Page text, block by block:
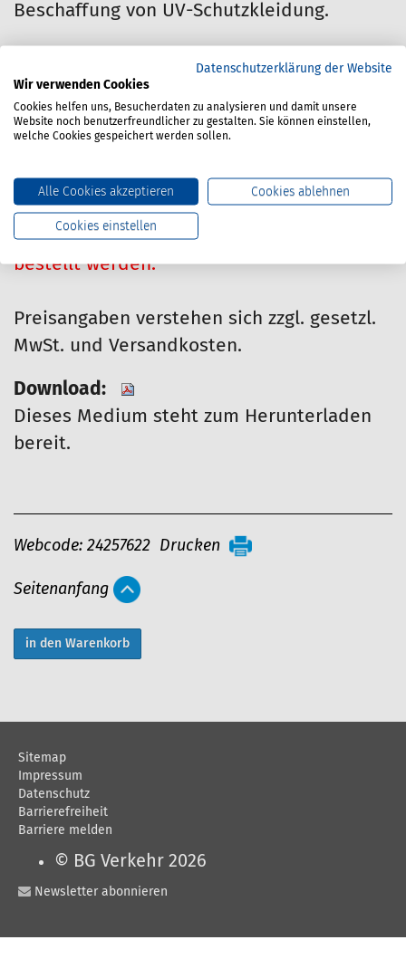
Beschaffung von UV-Schutzkleidung.
670-300-340
Stand: 05/2024
0.00 Euro
Dieser Artikel kann nur von Mitgliedern
bestellt werden.
Preisangaben verstehen sich zzgl. gesetzl.
MwSt. und Versandkosten.
Download:
Dieses Medium steht zum Herunterladen
bereit.
A
t
i
k
t
e
Webcode: 24257622 Drucken
Seitenanfang
Sitemap
Impressum
Datenschutz
Barrierefreiheit
Barriere melden
© BG Verkehr 2026
Newsletter abonnieren
Datenschutzerklärung der Website
Wir verwenden Cookies
Cookies helfen uns, Besucherdaten zu analysieren und damit unsere
Website noch benutzerfreundlicher zu gestalten. Sie können einstellen,
welche Cookies gespeichert werden sollen.
Alle Cookies akzeptieren Cookies ablehnen
Cookies einstellen